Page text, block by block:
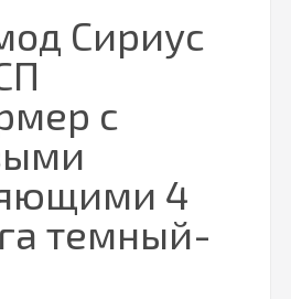
Сириус
с
4
темный-